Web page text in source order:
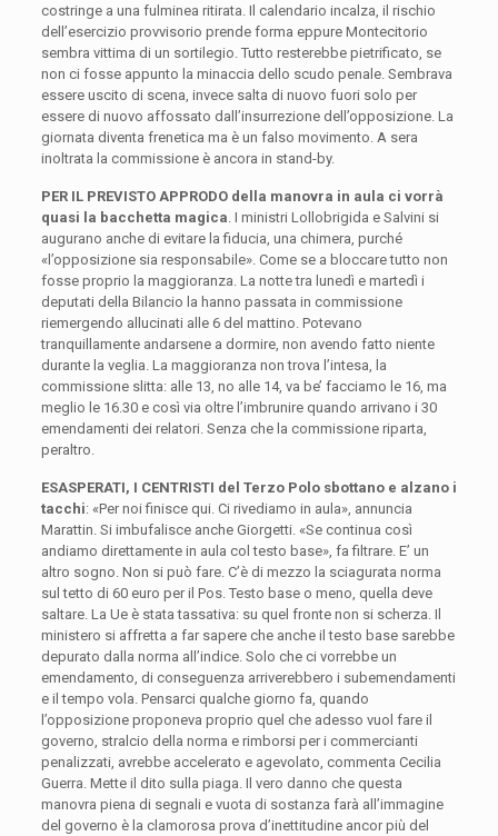
costringe a una fulminea ritirata. Il calendario incalza, il rischio
dell’esercizio provvisorio prende forma eppure Montecitorio
sembra vittima di un sortilegio. Tutto resterebbe pietrificato, se
non ci fosse appunto la minaccia dello scudo penale. Sembrava
essere uscito di scena, invece salta di nuovo fuori solo per
essere di nuovo affossato dall’insurrezione dell’opposizione. La
giornata diventa frenetica ma è un falso movimento. A sera
inoltrata la commissione è ancora in stand-by.
PER IL PREVISTO APPRODO della manovra in aula ci vorrà
quasi la bacchetta magica . I ministri Lollobrigida e Salvini si
augurano anche di evitare la fiducia, una chimera, purché
«l’opposizione sia responsabile». Come se a bloccare tutto non
fosse proprio la maggioranza. La notte tra lunedì e martedì i
deputati della Bilancio la hanno passata in commissione
riemergendo allucinati alle 6 del mattino. Potevano
tranquillamente andarsene a dormire, non avendo fatto niente
durante la veglia. La maggioranza non trova l’intesa, la
commissione slitta: alle 13, no alle 14, va be’ facciamo le 16, ma
meglio le 16.30 e così via oltre l’imbrunire quando arrivano i 30
emendamenti dei relatori. Senza che la commissione riparta,
peraltro.
ESASPERATI, I CENTRISTI del Terzo Polo sbottano e alzano i
tacchi: «Per noi finisce qui. Ci rivediamo in aula», annuncia
Marattin. Si imbufalisce anche Giorgetti. «Se continua così
andiamo direttamente in aula col testo base», fa filtrare. E’ un
altro sogno. Non si può fare. C’è di mezzo la sciagurata norma
sul tetto di 60 euro per il Pos. Testo base o meno, quella deve
saltare. La Ue è stata tassativa: su quel fronte non si scherza. Il
ministero si affretta a far sapere che anche il testo base sarebbe
depurato dalla norma all’indice. Solo che ci vorrebbe un
emendamento, di conseguenza arriverebbero i subemendamenti
e il tempo vola. Pensarci qualche giorno fa, quando
l’opposizione proponeva proprio quel che adesso vuol fare il
governo, stralcio della norma e rimborsi per i commercianti
penalizzati, avrebbe accelerato e agevolato, commenta Cecilia
Guerra. Mette il dito sulla piaga. Il vero danno che questa
manovra piena di segnali e vuota di sostanza farà all’immagine
del governo è la clamorosa prova d’inettitudine ancor più del